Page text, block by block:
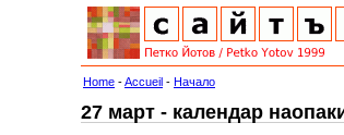
Home -Accueil - Начало
27 март - календар